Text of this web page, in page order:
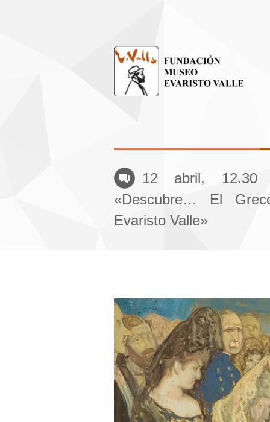
12 abril, 12.30
«Descubre… El
Evaristo Valle»